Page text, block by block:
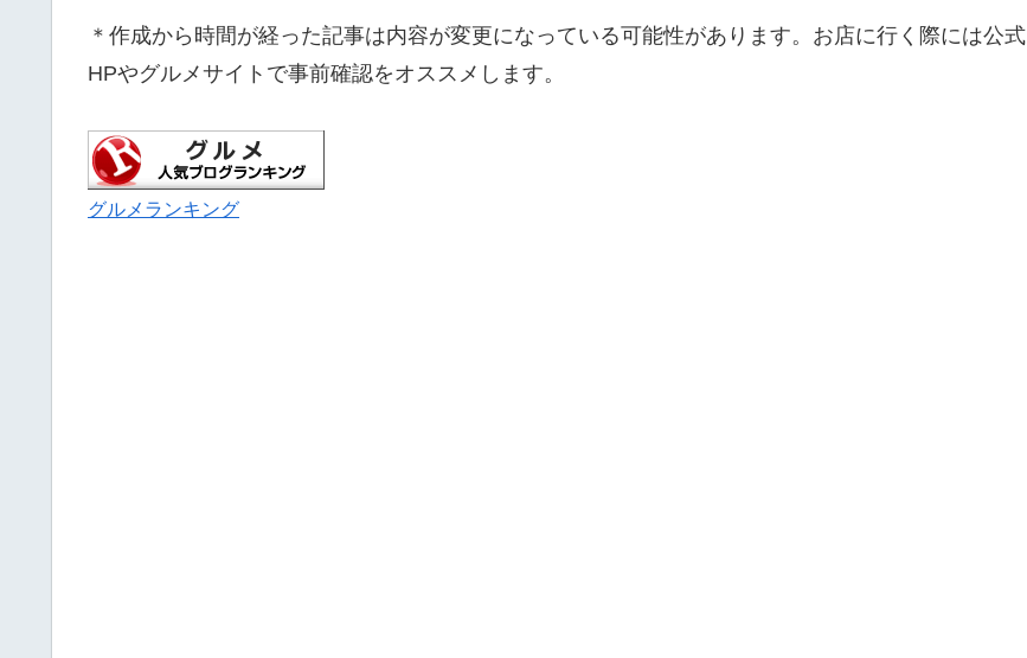
＊作成から時間が経った記事は内容が変更になっている可能性があります。お店に行く際には公式
HPやグルメサイトで事前確認をオススメします。
グルメランキング